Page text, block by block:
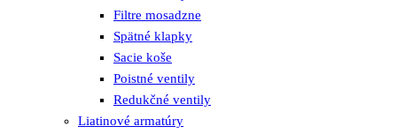
Filtre mosadzne
Spätné klapky
Sacie koše
Poistné ventily
Redukčné ventily
Liatinové armatúry